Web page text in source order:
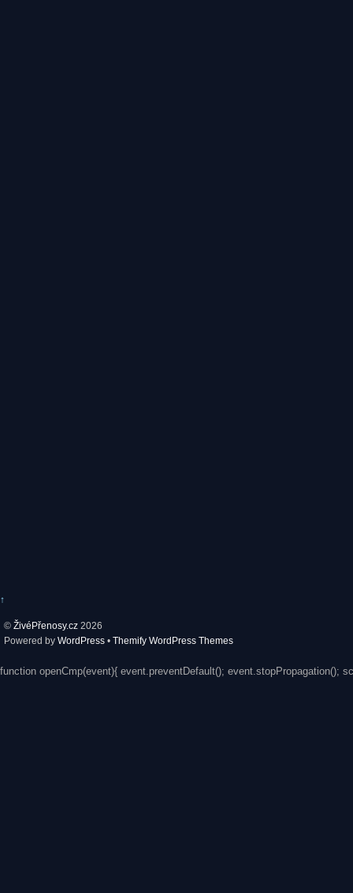
↑
© ŽivéPřenosy.cz 2026
Powered by WordPress • Themify WordPress Themes
function openCmp(event){ event.preventDefault(); event.stopPropagation();